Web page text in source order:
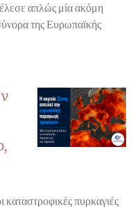
απλώς μία ακόμη
της Ευρωπαϊκής
καταστροφικές πυρκαγιές